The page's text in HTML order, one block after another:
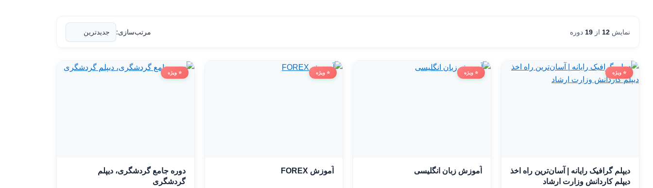
نمایش 12 از 19 دوره مرتب‌سازی:
⭐ ویژه
دیپلم گرافیک رایانه | آسان‌ترین راه اخذ
دیپلم کاردانش وزارت ارشاد
⭐ ویژه
آموزش زبان انگلیسی
⭐ ویژه
آموزش FOREX
⭐ ویژه
دوره جامع گردشگری، دیپلم
گردشگری